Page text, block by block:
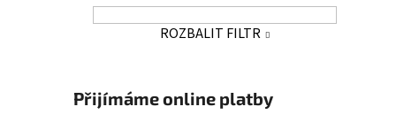
ROZBALIT FILTR
Přijímáme online platby